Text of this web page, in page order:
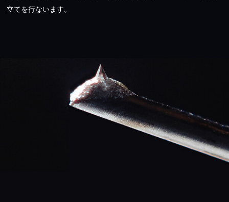
立てを行ないます。